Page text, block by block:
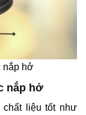
nắp hở
nắp hở
liệu tốt như